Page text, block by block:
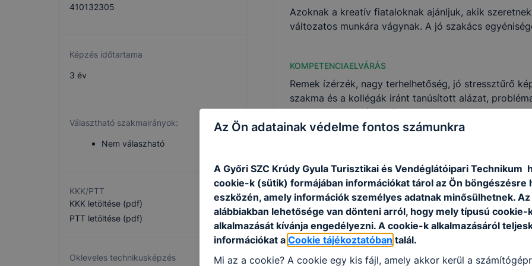
410132305
Képzés időtartama
3 év
Választható szakmairányok:
Nem válaszható
KKK/PTT
KKK letöltése (pdf)
PTT letöltése (pdf)
Okleveles technikusképzés
Azoknak a kreatív fiataloknak ajánljuk, akik
változatos munkára vágynak. A jó szakács
KOMPETENCIAELVÁRÁS
Remek ízérzék, nagy terhelhetőség, jó stressztűrő
szakma és a kollégák iránt tanúsított alázat,
együttműködő képesség.
a vezetőszakács utasításait követve ételt
praktikusság és az esztétikusság
előkészítő, elkészítő és befejező műveleteket
árut rendel, árut vesz át, árut raktároz
betartja és betartatja a HACCP szabályzatot;
anyagi és erkölcsi felelősséget vállal a
a konyhatechnológiai eljárásokat tudatosan
Az Ön adatainak védelme fontos számunkra
A Győri SZC Krúdy Gyula Turisztikai és Vendéglátóipari Technikum
cookie-k (sütik) formájában információkat tárol az Ön böngészésre
eszközén, amely információk személyes adatnak minősülhetnek. Az
alábbiakban lehetősége van dönteni arról, hogy mely típusú cookie-
alkalmazását kívánja engedélyezni. A cookie-k alkalmazásáról
információkat a Cookie tájékoztatóban talál.
Mi az a cookie? A cookie egy kis fájl, amely akkor kerül a